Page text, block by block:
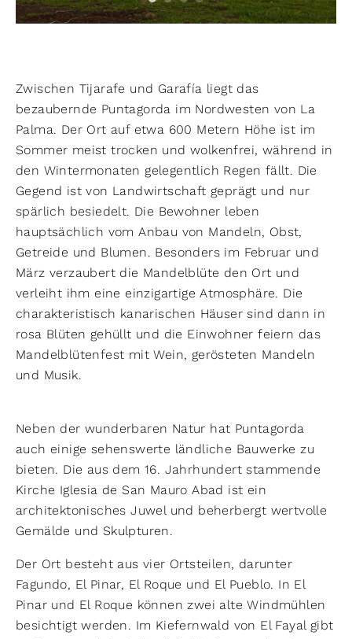
Zwischen Tijarafe und Garafía liegt das
bezaubernde Puntagorda im Nordwesten von La
Palma. Der Ort auf etwa 600 Metern Höhe ist im
Sommer meist trocken und wolkenfrei, während in
den Wintermonaten gelegentlich Regen fällt. Die
Gegend ist von Landwirtschaft geprägt und nur
spärlich besiedelt. Die Bewohner leben
hauptsächlich vom Anbau von Mandeln, Obst,
Getreide und Blumen. Besonders im Februar und
März verzaubert die Mandelblüte den Ort und
verleiht ihm eine einzigartige Atmosphäre. Die
charakteristisch kanarischen Häuser sind dann in
rosa Blüten gehüllt und die Einwohner feiern das
Mandelblütenfest mit Wein, gerösteten Mandeln
und Musik.
Neben der wunderbaren Natur hat Puntagorda
auch einige sehenswerte ländliche Bauwerke zu
bieten. Die aus dem 16. Jahrhundert stammende
Kirche Iglesia de San Mauro Abad ist ein
architektonisches Juwel und beherbergt wertvolle
Gemälde und Skulpturen.
Der Ort besteht aus vier Ortsteilen, darunter
Fagundo, El Pinar, El Roque und El Pueblo. In El
Pinar und El Roque können zwei alte Windmühlen
besichtigt werden. Im Kiefernwald von El Fayal gibt